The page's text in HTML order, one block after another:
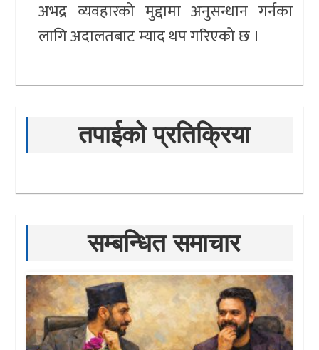
अभद्र व्यवहारको मुद्दामा अनुसन्धान गर्नका
लागि अदालतबाट म्याद थप गरिएको छ ।
तपाईको प्रतिक्रिया
सम्बन्धित समाचार